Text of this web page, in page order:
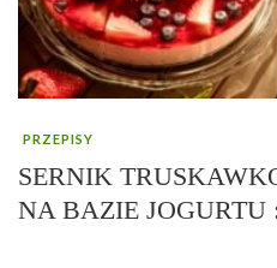
PRZEPISY
SERNIK
NA BAZIE JOGURTU